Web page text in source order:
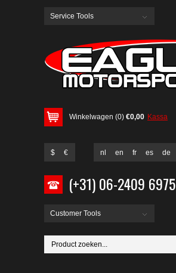
Service Tools
Winkelwagen (0) €0,00 Kassa
$ € nl en fr es de
(+31) 06-2409 6975
Customer Tools